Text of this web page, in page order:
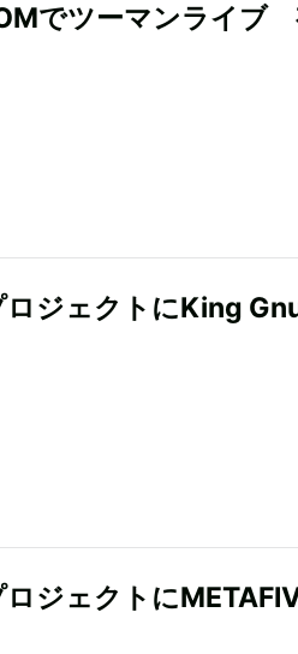
でツーマンライブ
ジェクトにKing
ジェクトに